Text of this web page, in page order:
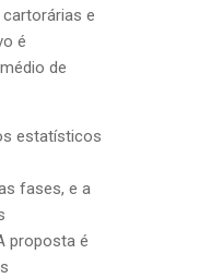
e
é
de
estatísticos
fases, e a
proposta é